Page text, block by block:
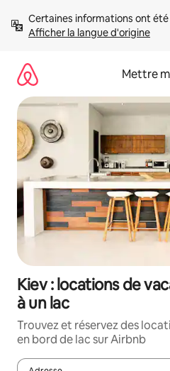
directement
Afficher la langue d'origine
Mettre
Kiev : locations de
à un lac
Trouvez et réservez des
en bord de lac sur Airbnb